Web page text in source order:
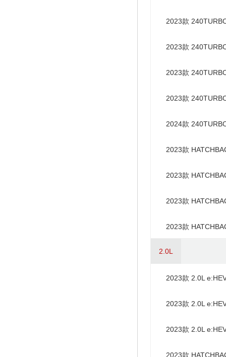
2023款
2023款
2023款
2023款
2024款
2023款
2023款
2023款
2023款
2.0L
2023款 2.0L
2023款 2.0L
2023款 2.0L
2023款